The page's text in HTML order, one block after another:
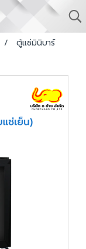
ตู้แช่มินิบาร์